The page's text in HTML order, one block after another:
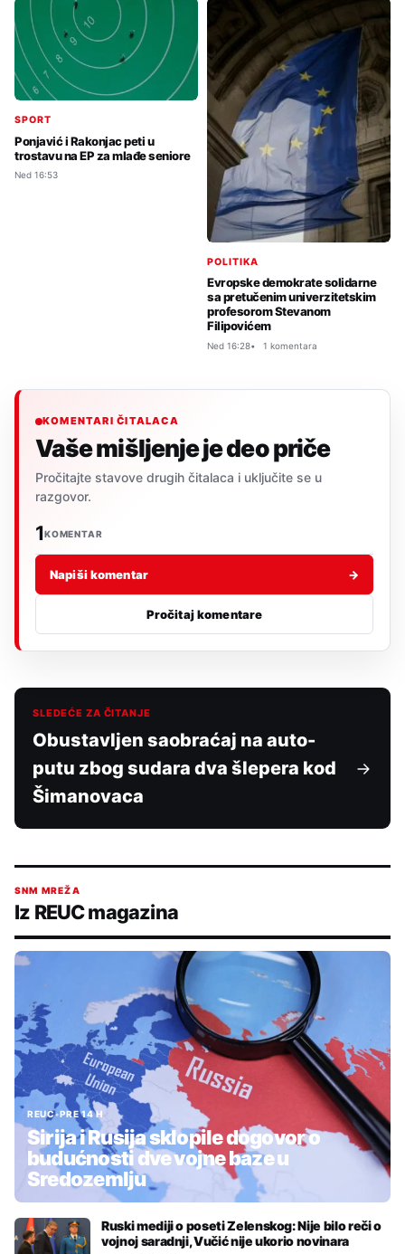
SPORT
Ponjavić i Rakonjac peti u
trostavu na EP za mlađe seniore
Ned 16:53
POLITIKA
Evropske demokrate solidarne
sa pretučenim univerzitetskim
profesorom Stevanom
Filipovićem
Ned 16:28 1 komentara
KOMENTARI ČITALACA
Vaše mišljenje je deo priče
Pročitajte stavove drugih čitalaca i uključite se u
razgovor.
1KOMENTAR
Napiši komentar →
Pročitaj komentare
SLEDEĆE ZA ČITANJE
Obustavljen saobraćaj na auto-
putu zbog sudara dva šlepera kod
Šimanovaca
SNM MREŽA
Iz REUC magazina
REUC•PRE 14 H
Sirija i Rusija sklopile dogovor o
budućnosti dve vojne baze u
Sredozemlju
Ruski mediji o poseti Zelenskog: Nije bilo reči o
vojnoj saradnji, Vučić nije ukorio novinara